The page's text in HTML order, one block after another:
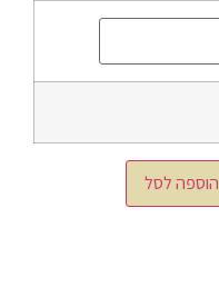
הוספה לסל